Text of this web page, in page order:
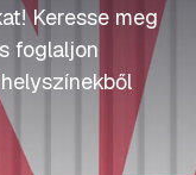
Keresse meg
foglaljon